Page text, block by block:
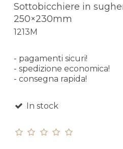
Sottobicchiere in
250×230mm
1213M
- pagamenti sicuri!
- spedizione economica!
- consegna rapida!
In stock